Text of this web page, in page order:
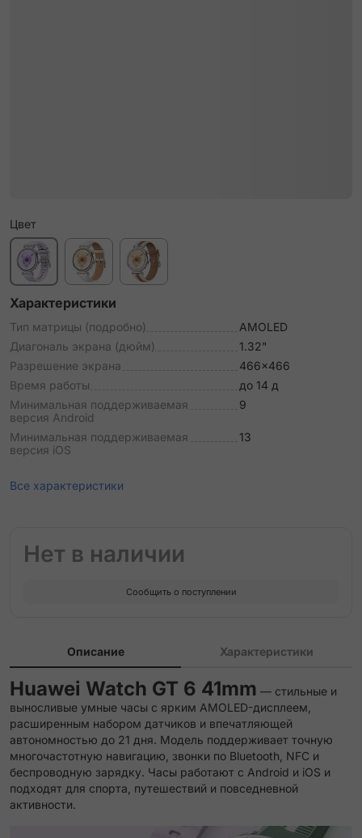
Цвет
Характеристики
Тип матрицы (подробно)
AMOLED
Диагональ экрана (дюйм)
1.32"
Разрешение экрана
466x466
Время работы
до 14 д
Минимальная поддерживаемая
версия Android
9
Минимальная поддерживаемая
версия iOS
13
Все характеристики
Нет в наличии
Сообщить о поступлении
Описание Характеристики
Huawei Watch GT 6 41mm — стильные и
выносливые умные часы с ярким AMOLED-дисплеем,
расширенным набором датчиков и впечатляющей
автономностью до 21 дня. Модель поддерживает точную
многочастотную навигацию, звонки по Bluetooth, NFC и
беспроводную зарядку. Часы работают с Android и iOS и
подходят для спорта, путешествий и повседневной
активности.